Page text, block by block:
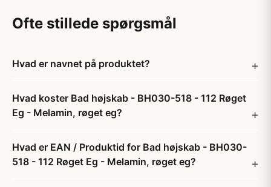
Ofte stillede spørgsmål
Hvad er navnet på produktet?
Hvad koster Bad højskab - BH030-518 - 112 Røget
Eg - Melamin, røget eg?
Hvad er EAN / Produktid for Bad højskab - BH030-
518 - 112 Røget Eg - Melamin, røget eg?